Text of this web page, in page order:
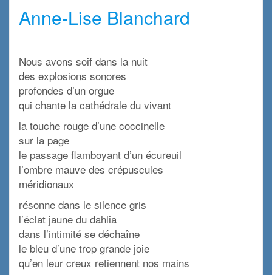
Anne-Lise Blanchard
Nous avons soif dans la nuit
des explosions sonores
profondes d’un orgue
qui chante la cathédrale du vivant
la touche rouge d’une coccinelle
sur la page
le passage flamboyant d’un écureuil
l’ombre mauve des crépuscules
méridionaux
résonne dans le silence gris
l’éclat jaune du dahlia
dans l’intimité se déchaîne
le bleu d’une trop grande joie
qu’en leur creux retiennent nos mains